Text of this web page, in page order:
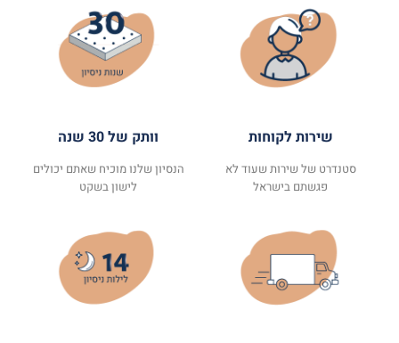
שירות לקוחות
סטנדרט של שירות שעוד לא
פגשתם בישראל
וותק של 30 שנה
הנסיון שלנו מוכיח שאתם יכולים
לישון בשקט